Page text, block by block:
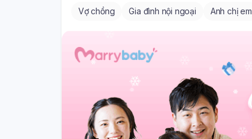
Vợ chồng Gia đình nội ngoại Anh chị em